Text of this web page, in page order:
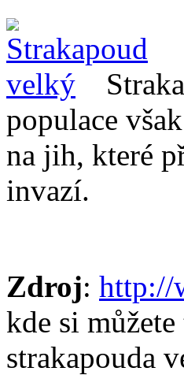
populace
na jih, které
invazí.
Zdroj: http://
kde si
strakapouda